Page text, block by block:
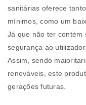
sanitárias oferece
mínimos, como um
Já que não ter contém
segurança ao utilizador.
Assim, sendo
renováveis, este
gerações futuras.